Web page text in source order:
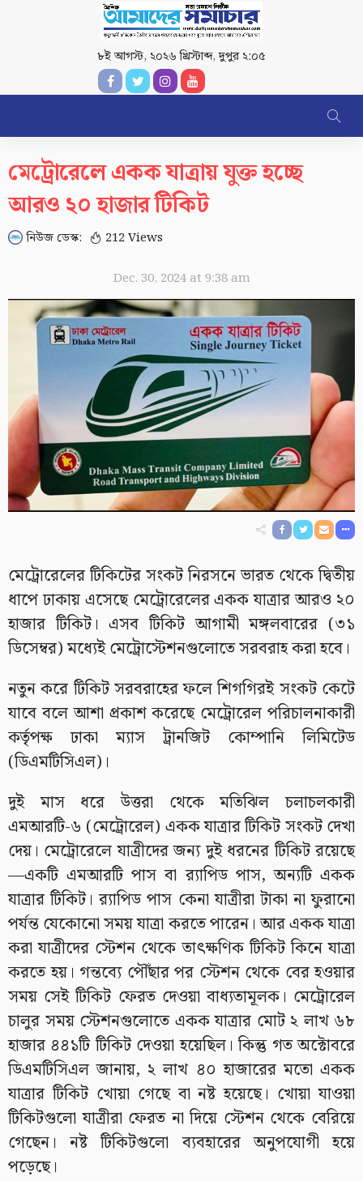
৮ই আগস্ট, ২০২৬ খ্রিস্টাব্দ,দুপুর ২:০৫
মেট্রোরেলে একক যাত্রায় যুক্ত হচ্ছে
আরও ২০ হাজার টিকিট
নিউজ ডেস্ক: 212 Views
Dec. 30, 2024 at 9:38 am
মেট্রোরেলের টিকিটের সংকট নিরসনে ভারত থেকে দ্বিতীয়
ধাপে ঢাকায় এসেছে মেট্রোরেলের একক যাত্রার আরও ২০
হাজার টিকিট। এসব টিকিট আগামী মঙ্গলবারের (৩১
ডিসেম্বর) মধ্যেই মেট্রোস্টেশনগুলোতে সরবরাহ করা হবে।
নতুন করে টিকিট সরবরাহের ফলে শিগগিরই সংকট কেটে
যাবে বলে আশা প্রকাশ করেছে মেট্রোরেল পরিচালনাকারী
কর্তৃপক্ষ ঢাকা ম্যাস ট্রানজিট কোম্পানি লিমিটেড
(ডিএমটিসিএল)।
দুই মাস ধরে উত্তরা থেকে মতিঝিল চলাচলকারী
এমআরটি-৬ (মেট্রোরেল) একক যাত্রার টিকিট সংকট দেখা
দেয়। মেট্রোরেলে যাত্রীদের জন্য দুই ধরনের টিকিট রয়েছে
—একটি এমআরটি পাস বা র‍্যাপিড পাস, অন্যটি একক
যাত্রার টিকিট। র‍্যাপিড পাস কেনা যাত্রীরা টাকা না ফুরানো
পর্যন্ত যেকোনো সময় যাত্রা করতে পারেন। আর একক যাত্রা
করা যাত্রীদের স্টেশন থেকে তাৎক্ষণিক টিকিট কিনে যাত্রা
করতে হয়। গন্তব্যে পৌঁছার পর স্টেশন থেকে বের হওয়ার
সময় সেই টিকিট ফেরত দেওয়া বাধ্যতামূলক। মেট্রোরেল
চালুর সময় স্টেশনগুলোতে একক যাত্রার মোট ২ লাখ ৬৮
হাজার ৪৪১টি টিকিট দেওয়া হয়েছিল। কিন্তু গত অক্টোবরে
ডিএমটিসিএল জানায়, ২ লাখ ৪০ হাজারের মতো একক
যাত্রার টিকিট খোয়া গেছে বা নষ্ট হয়েছে। খোয়া যাওয়া
টিকিটগুলো যাত্রীরা ফেরত না দিয়ে স্টেশন থেকে বেরিয়ে
গেছেন। নষ্ট টিকিটগুলো ব্যবহারের অনুপযোগী হয়ে
পড়েছে।